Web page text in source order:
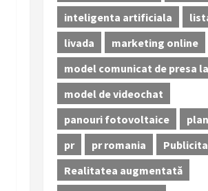
inteligenta artificiala
livada
marketing online
model comunicat de presa
model de videochat
panouri fotovoltaice
pr
pr romania
Realitatea augmentată